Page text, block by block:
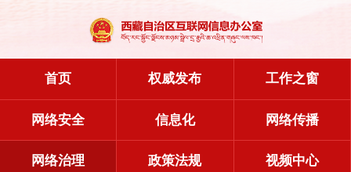
首页 权威发布 工作之窗
网络安全 信息化 网络传播
网络治理 政策法规 视频中心